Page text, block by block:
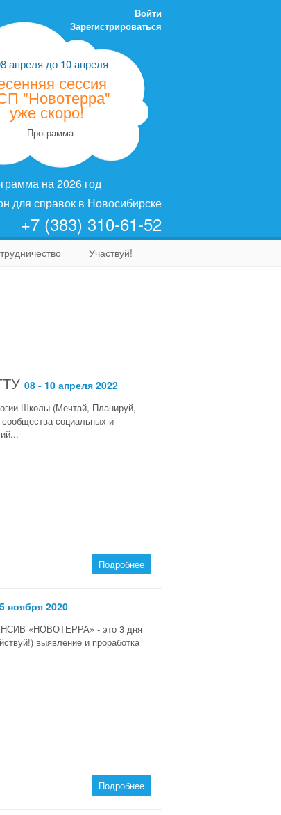
Войти
Зарегистрироваться
апреля до 10 апреля
сессия
"Новотерра"
уже скоро!
Программа
на 2026 год
для справок в Новосибирске
+7 (383) 310-61-52
Участвуй!
08 - 10 апреля 2022
Школы (Мечтай, Планируй,
социальных и
Подробнее
ноября 2020
«НОВОТЕРРА» - это 3 дня
выявление и проработка
Подробнее